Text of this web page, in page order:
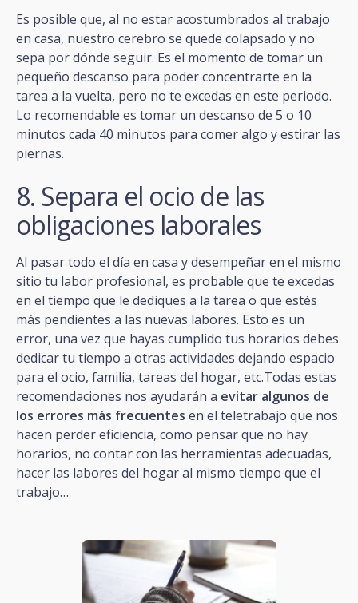
Es posible que, al no estar acostumbrados al trabajo
en casa, nuestro cerebro se quede colapsado y no
sepa por dónde seguir. Es el momento de tomar un
pequeño descanso para poder concentrarte en la
tarea a la vuelta, pero no te excedas en este periodo.
Lo recomendable es tomar un descanso de 5 o 10
minutos cada 40 minutos para comer algo y estirar las
piernas.
8. Separa el ocio de las
obligaciones laborales
Al pasar todo el día en casa y desempeñar en el mismo
sitio tu labor profesional, es probable que te excedas
en el tiempo que le dediques a la tarea o que estés
más pendientes a las nuevas labores. Esto es un
error, una vez que hayas cumplido tus horarios debes
dedicar tu tiempo a otras actividades dejando espacio
para el ocio, familia, tareas del hogar, etc.Todas estas
recomendaciones nos ayudarán a evitar algunos de
los errores más frecuentes en el teletrabajo que nos
hacen perder eficiencia, como pensar que no hay
horarios, no contar con las herramientas adecuadas,
hacer las labores del hogar al mismo tiempo que el
trabajo…